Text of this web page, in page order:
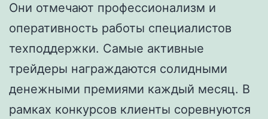
Они отмечают профессионализм и
оперативность работы специалистов
техподдержки. Самые активные
трейдеры награждаются солидными
денежными премиями каждый месяц. В
рамках конкурсов клиенты соревнуются